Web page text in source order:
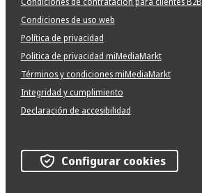
Condiciones de uso web
Política de privacidad
Politica de privacidad miMediaMarkt
Términos y condiciones miMediaMarkt
Integridad y cumplimiento
Declaración de accesibilidad
Configurar cookies